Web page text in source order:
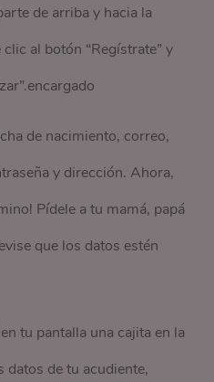
de arriba y hacia la
al botón “Regístrate” y
de nacimiento, correo,
y dirección. Ahora,
Pídele a tu mamá, papá
que los datos estén
tu pantalla una cajita en la
datos de tu acudiente,